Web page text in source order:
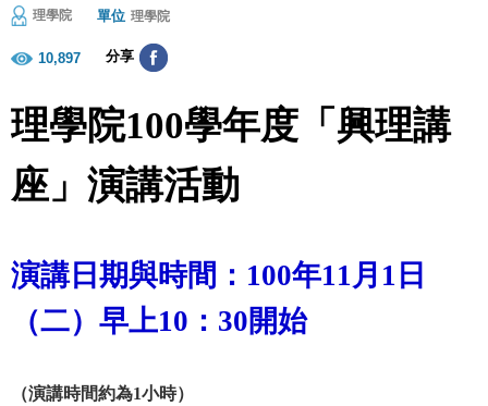
理學院 單位 理學院
10,897 分享
理學院100學年度「興理講
座」演講活動
演講日期與時間： 100年11 月 1 日
（二）早上10：30開始
（演講時間約為1小時）